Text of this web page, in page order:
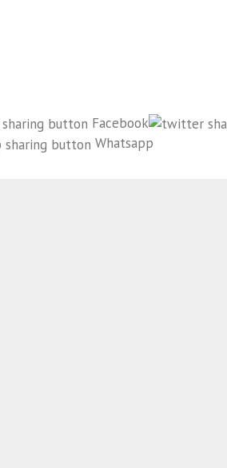
Facebook
Whatsapp